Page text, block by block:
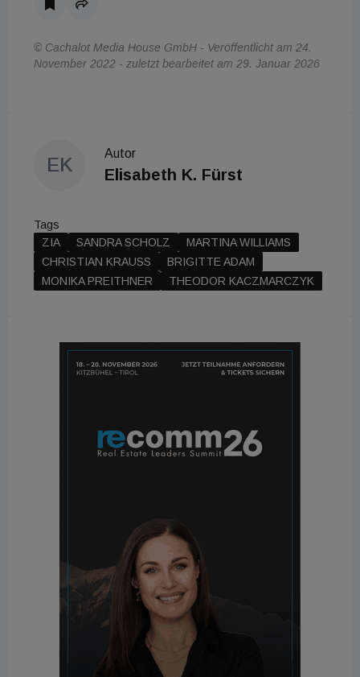
© Cachalot Media House GmbH - Veröffentlicht am 24.
November 2022 - zuletzt bearbeitet am 29. Januar 2026
EK
Autor
Elisabeth K. Fürst
Tags
ZIA
SANDRA SCHOLZ
MARTINA WILLIAMS
CHRISTIAN KRAUSS
BRIGITTE ADAM
MONIKA PREITHNER
THEODOR KACZMARCZYK